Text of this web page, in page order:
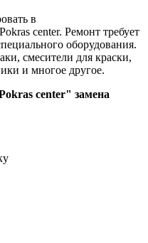
в
center. Ремонт требует
оборудования.
смесители для краски,
и многое другое.
center" замена